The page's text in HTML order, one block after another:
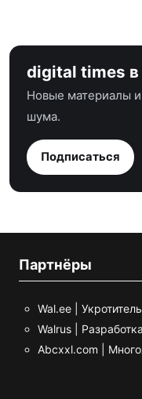
digital times в
Новые материалы
шума.
Подписаться
Партнёры
Wal.ee |
Walrus |
Abcxxl.com |